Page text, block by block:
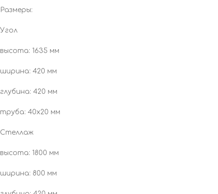
Размеры:
Угол
высота: 1635 мм
ширина: 420 мм
глубина: 420 мм
труба: 40х20 мм
Стеллаж
высота: 1800 мм
ширина: 800 мм